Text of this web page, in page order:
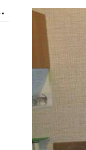
Впервые
колонка